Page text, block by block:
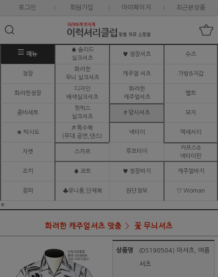
로그인 회원가입 마이페이지 최근본상품
메뉴
♠ 솔리드
실크셔츠
♥ 정장셔츠 슈즈
정장
화려한
무늬 실크셔츠
캐주얼 셔츠 가방&지갑
화려한정장
디자인
배색실크셔츠
화려한
캐주얼셔츠
벨트
콤비세트
핫픽스
실크셔츠
# 망사셔츠 모자
★ 턱시도
♬ 특수복
(무대.공연,댄스)
넥타이 액세서리
자켓 스카프 루프타이
커프스&
넥타이핀
조끼 ♠ 코트 ♥ 정장바지 캐주얼바지
점퍼 ♣유니폼,단체복 원단정보 ♡ Woman
ㅌ
화려한 캐주얼셔츠 맞춤 꽃 무늬셔츠
상품명 (DS190504) 마셔츠, 여름
셔츠